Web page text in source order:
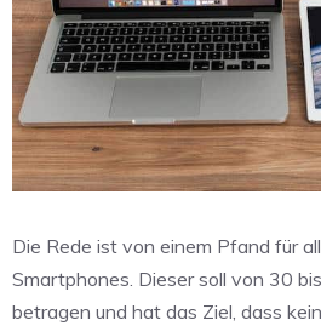
Die Rede ist von einem Pfand für
Smartphones. Dieser soll von 30
betragen und hat das Ziel, dass